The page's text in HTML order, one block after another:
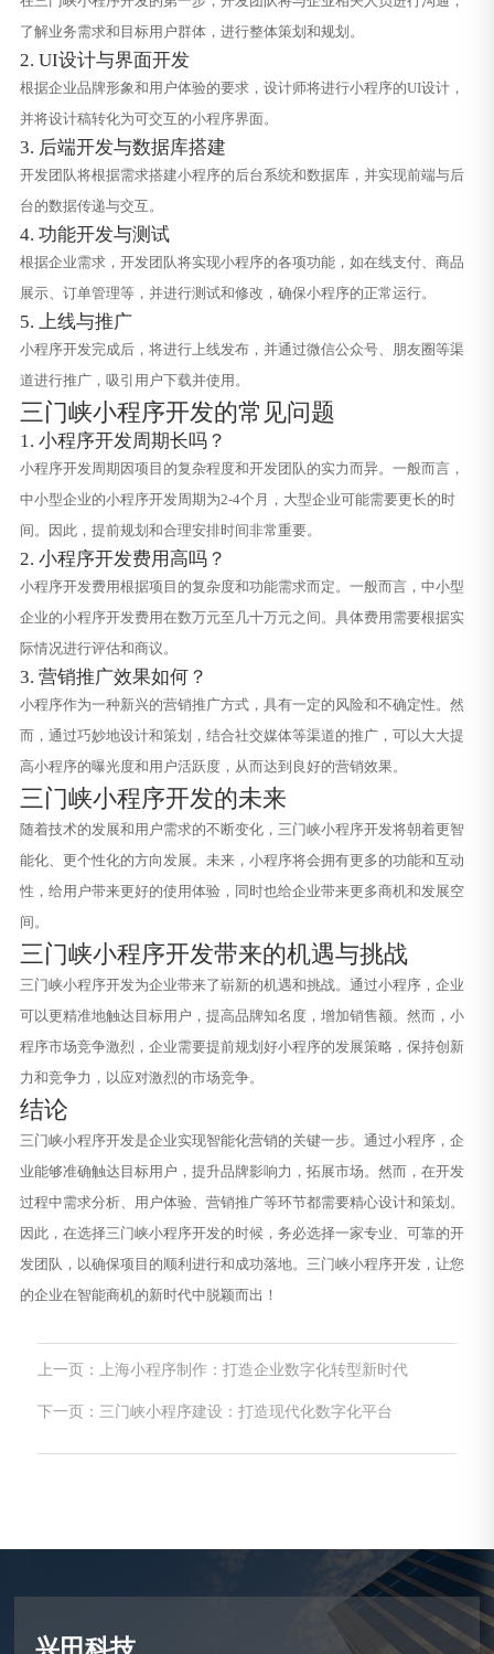
了解业务需求和目标用户群体，进行整体策划和规划。
2. UI设计与界面开发
根据企业品牌形象和用户体验的要求，设计师将进行小程序的UI设计，
并将设计稿转化为可交互的小程序界面。
3. 后端开发与数据库搭建
开发团队将根据需求搭建小程序的后台系统和数据库，并实现前端与后
台的数据传递与交互。
4. 功能开发与测试
根据企业需求，开发团队将实现小程序的各项功能，如在线支付、商品
展示、订单管理等，并进行测试和修改，确保小程序的正常运行。
5. 上线与推广
小程序开发完成后，将进行上线发布，并通过微信公众号、朋友圈等渠
道进行推广，吸引用户下载并使用。
三门峡小程序开发的常见问题
1. 小程序开发周期长吗？
小程序开发周期因项目的复杂程度和开发团队的实力而异。一般而言，
中小型企业的小程序开发周期为2-4个月，大型企业可能需要更长的时
间。因此，提前规划和合理安排时间非常重要。
2. 小程序开发费用高吗？
小程序开发费用根据项目的复杂度和功能需求而定。一般而言，中小型
企业的小程序开发费用在数万元至几十万元之间。具体费用需要根据实
际情况进行评估和商议。
3. 营销推广效果如何？
小程序作为一种新兴的营销推广方式，具有一定的风险和不确定性。然
而，通过巧妙地设计和策划，结合社交媒体等渠道的推广，可以大大提
高小程序的曝光度和用户活跃度，从而达到良好的营销效果。
三门峡小程序开发的未来
随着技术的发展和用户需求的不断变化，三门峡小程序开发将朝着更智
能化、更个性化的方向发展。未来，小程序将会拥有更多的功能和互动
性，给用户带来更好的使用体验，同时也给企业带来更多商机和发展空
间。
三门峡小程序开发带来的机遇与挑战
三门峡小程序开发为企业带来了崭新的机遇和挑战。通过小程序，企业
可以更精准地触达目标用户，提高品牌知名度，增加销售额。然而，小
程序市场竞争激烈，企业需要提前规划好小程序的发展策略，保持创新
力和竞争力，以应对激烈的市场竞争。
结论
三门峡小程序开发是企业实现智能化营销的关键一步。通过小程序，企
业能够准确触达目标用户，提升品牌影响力，拓展市场。然而，在开发
过程中需求分析、用户体验、营销推广等环节都需要精心设计和策划。
因此，在选择三门峡小程序开发的时候，务必选择一家专业、可靠的开
发团队，以确保项目的顺利进行和成功落地。三门峡小程序开发，让您
的企业在智能商机的新时代中脱颖而出！
上一页：上海小程序制作：打造企业数字化转型新时代
下一页：三门峡小程序建设：打造现代化数字化平台